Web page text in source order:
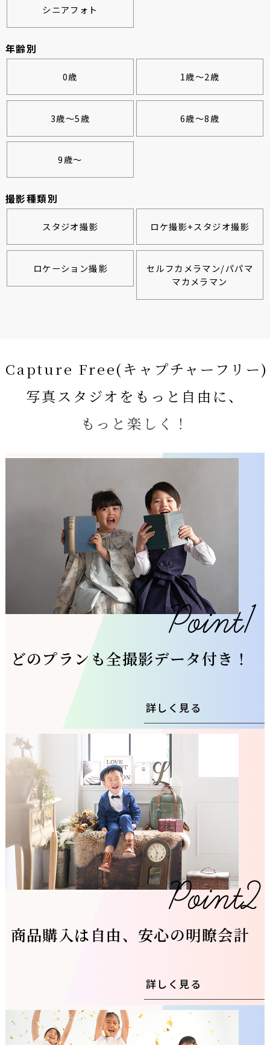
シニアフォト
年齢別
0歳 1歳～2歳
3歳～5歳 6歳～8歳
9歳～
撮影種類別
スタジオ撮影 ロケ撮影+スタジオ撮影
ロケーション撮影
セルフカメラマン/パパマ
マカメラマン
Capture Free(キャプチャーフリー)
写真スタジオをもっと自由に、
もっと楽しく！
どのプランも全撮影データ付き！
詳しく見る
商品購入は自由、安心の明瞭会計
詳しく見る